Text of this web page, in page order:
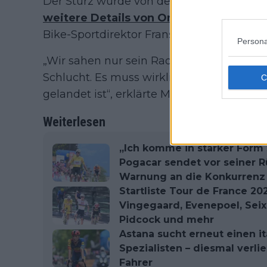
weitere Details von Onleys Rettern,
Bike-Sportdirektor Frans Maassen.
„Wir sahen nur sein Rad, und ein paar
Schlucht. Es muss wirklich einer der
gelandet ist“, erklärte Maassen bei
Weiterlesen
„Ich komme in starker
Pogacar sendet vor seiner
Warnung an die Konkurrenz
Startliste Tour de France
Vingegaard, Evenepoel,
Pidcock und mehr
Astana sucht erneut einen
Spezialisten – diesmal
Fahrer